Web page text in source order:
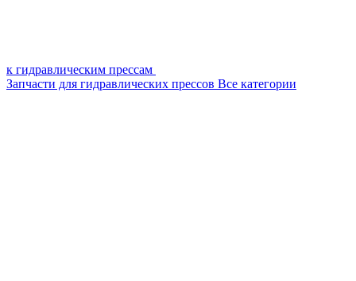
к гидравлическим прессам
Запчасти для гидравлических прессов Все категории